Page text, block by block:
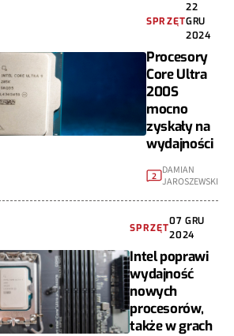
SPRZĘT
22
GRU
2024
Procesory
Core Ultra
200S
mocno
zyskały na
wydajności
2
DAMIAN
JAROSZEWSKI
SPRZĘT
07 GRU
2024
Intel poprawi
wydajność
nowych
procesorów,
także w grach